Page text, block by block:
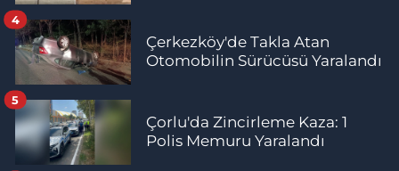
Çerkezköy'de Takla Atan
Otomobilin Sürücüsü Yaralandı
4
Çorlu'da Zincirleme Kaza: 1
Polis Memuru Yaralandı
5